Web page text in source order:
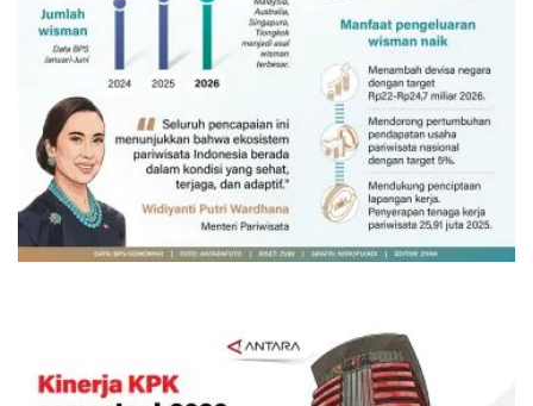
Belanja turis asing beri angin segar
bagi ekonomi
5 Agustus 2026